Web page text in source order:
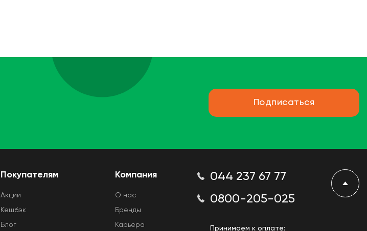
Подписаться
Покупателям
Акции
Кешбэк
Блог
Компания
O нас
Бренды
Карьера
044 237 67 77
0800-205-025
Принимаем к оплате: